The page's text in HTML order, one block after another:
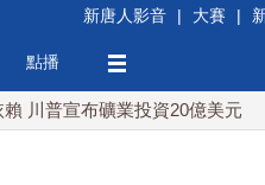
新唐人影音 | 大賽 |
點播
布礦業投資20億美元 中東